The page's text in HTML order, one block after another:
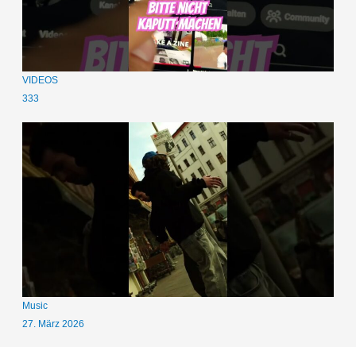
VIDEOS
333
Music
27. März 2026